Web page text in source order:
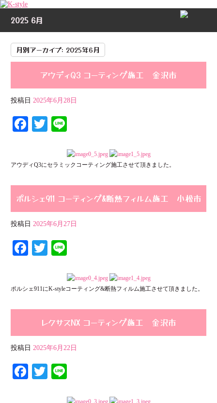
2025 6月
月別アーカイブ: 2025年6月
アウディQ3 コーティング施工 金沢市
投稿日 2025年6月28日
Fa
ok
T
r
アウディQ3にセラミックコーティング施工させて頂きました。
ポルシェ911 コーティング&断熱フィルム施工 小松市
投稿日 2025年6月27日
Fa
ok
T
r
ポルシェ911にK-styleコーティング&断熱フィルム施工させて頂きました。
レクサスNX コーティング施工 金沢市
投稿日 2025年6月22日
Fa T